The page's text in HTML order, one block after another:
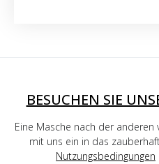
BESUCHEN SIE
Eine Masche nach der anderen
mit uns ein in das
Nutzungsbedingungen